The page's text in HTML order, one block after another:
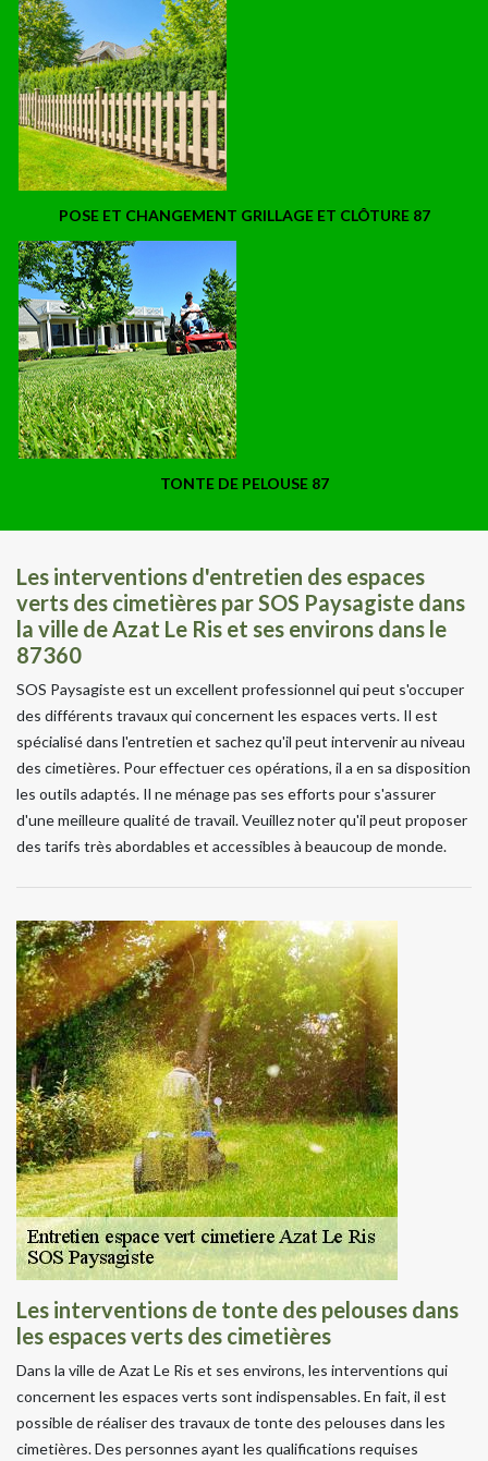
POSE ET CHANGEMENT GRILLAGE ET CLÔTURE 87
TONTE DE PELOUSE 87
Les interventions d'entretien des espaces
verts des cimetières par SOS Paysagiste dans
la ville de Azat Le Ris et ses environs dans le
87360
SOS Paysagiste est un excellent professionnel qui peut s'occuper
des différents travaux qui concernent les espaces verts. Il est
spécialisé dans l'entretien et sachez qu'il peut intervenir au niveau
des cimetières. Pour effectuer ces opérations, il a en sa disposition
les outils adaptés. Il ne ménage pas ses efforts pour s'assurer
d'une meilleure qualité de travail. Veuillez noter qu'il peut proposer
des tarifs très abordables et accessibles à beaucoup de monde.
Les interventions de tonte des pelouses dans
les espaces verts des cimetières
Dans la ville de Azat Le Ris et ses environs, les interventions qui
concernent les espaces verts sont indispensables. En fait, il est
possible de réaliser des travaux de tonte des pelouses dans les
cimetières. Des personnes ayant les qualifications requises